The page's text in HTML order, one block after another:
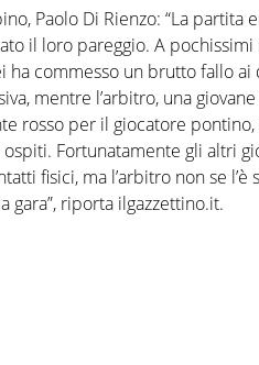
Paolo Di Rienzo: “La partita
il loro pareggio. A
ha commesso un brutto fallo
mentre l’arbitro, una
rosso per il giocatore pontino,
Fortunatamente gli altri
fisici, ma l’arbitro non se
gara”, riporta ilgazzettino.it.